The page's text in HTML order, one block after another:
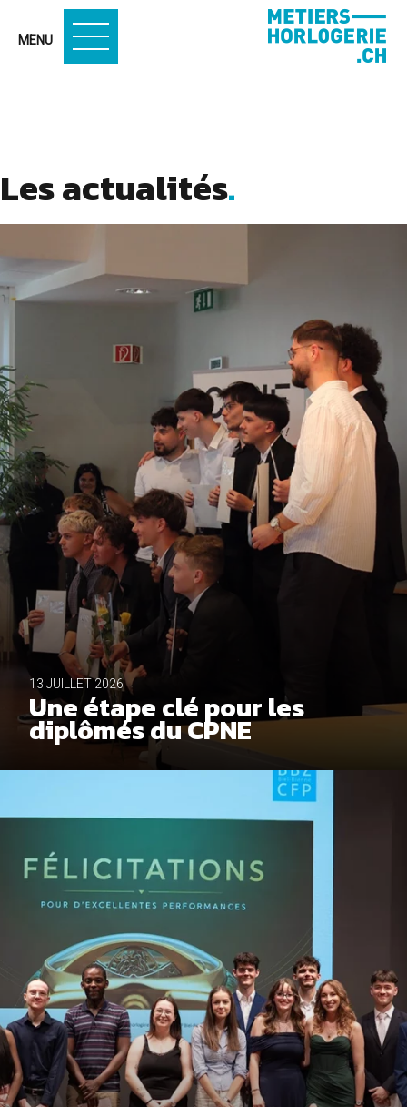
MENU
Les actualités
13 JUILLET 2026
Une étape clé pour les
diplômés du CPNE